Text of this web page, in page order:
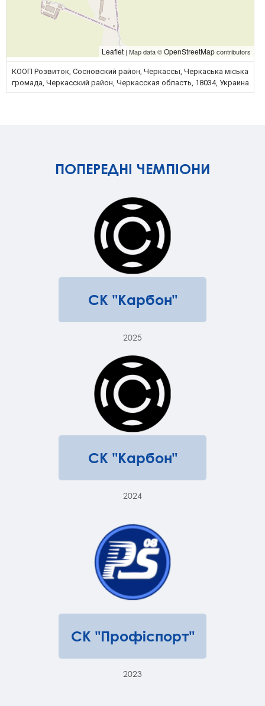
Leaflet | Map data ©OpenStreetMapcontributors
КООП Розвиток, Сосновский район, Черкассы, Черкаська міська
громада, Черкасский район, Черкасская область, 18034, Украина
ПОПЕРЕДНІ ЧЕМПІОНИ
СК "Карбон"
2025
СК "Карбон"
2024
СК "Профіспорт"
2023